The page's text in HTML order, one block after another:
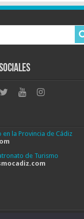
la Provincia de Cádiz
de Turismo